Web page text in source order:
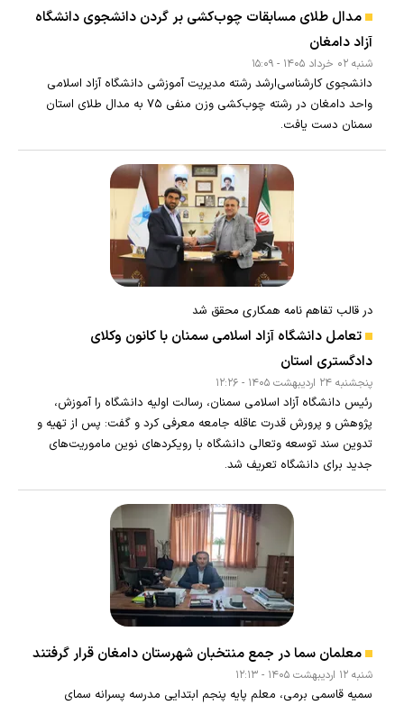
مدال طلای مسابقات چوب‌کشی بر گردن دانشجوی دانشگاه
آزاد دامغان
شنبه ۰۲ خرداد ۱۴۰۵ - ۱۵:۰۹
دانشجوی کارشناسی‌ارشد رشته مدیریت آموزشی دانشگاه آزاد اسلامی
واحد دامغان در رشته چوب‌کشی وزن منفی ٧۵ به مدال طلای استان
سمنان دست یافت.
در قالب تفاهم نامه همکاری محقق شد
تعامل دانشگاه آزاد اسلامی سمنان با کانون وکلای
دادگستری استان
پنجشنبه ۲۴ ارديبهشت ۱۴۰۵ - ۱۲:۲۶
رئیس دانشگاه آزاد اسلامی سمنان، رسالت اولیه دانشگاه را آموزش،
پژوهش و پرورش قدرت عاقله جامعه معرفی کرد و گفت: پس از تهیه و
تدوین سند توسعه وتعالی دانشگاه با رویکردهای نوین ماموریت‌های
جدید برای دانشگاه تعریف شد.
معلمان سما در جمع منتخبان شهرستان دامغان قرار گرفتند
شنبه ۱۲ ارديبهشت ۱۴۰۵ - ۱۲:۱۳
سمیه قاسمی برمی، معلم پایه پنجم ابتدایی مدرسه پسرانه سمای